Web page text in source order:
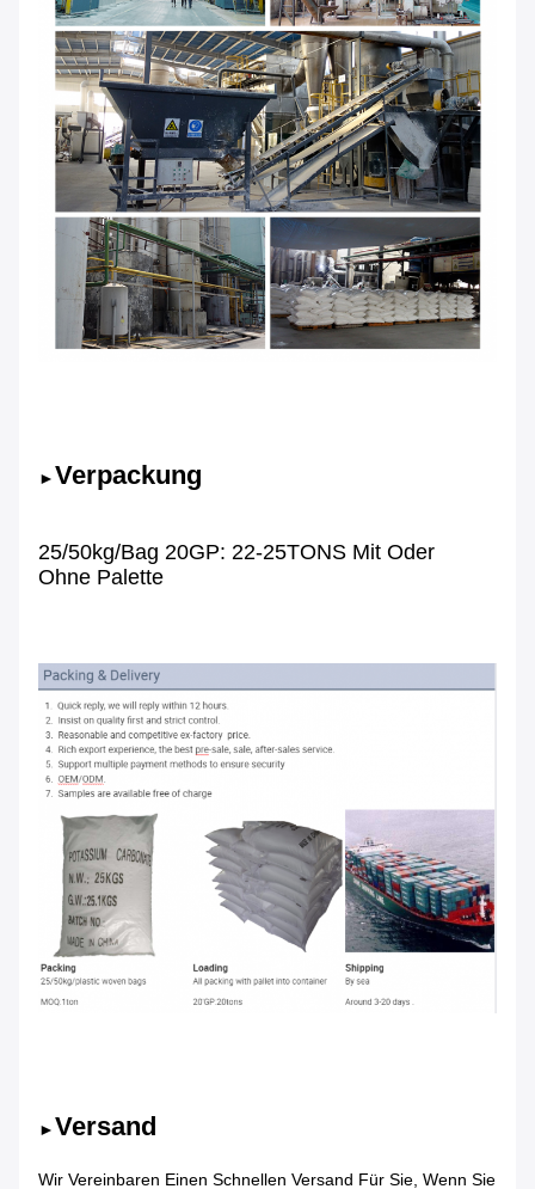
►Verpackung
25/50kg/bag 20GP: 22-25TONS Mit Oder
Ohne Palette
►Versand
Wir Vereinbaren Einen Schnellen Versand Für Sie, Wenn Sie